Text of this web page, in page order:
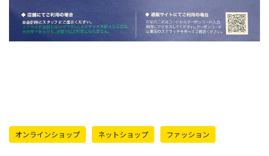
オンラインショップ ネットショップ ファッション